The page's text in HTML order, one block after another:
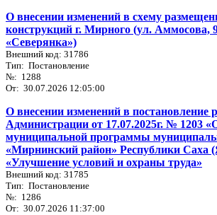
О внесении изменений в схему
конструкций г. Мирного (ул. Аммосова,
«Северянка»)
Внешний код: 31786
Тип: Постановление
№: 1288
От: 30.07.2026 12:05:00
О внесении изменений в постановление
Администрации от 17.07.2025г. № 1203
муниципальной программы
«Мирнинский район» Республики Саха
«Улучшение условий и охраны труда»
Внешний код: 31785
Тип: Постановление
№: 1286
От: 30.07.2026 11:37:00